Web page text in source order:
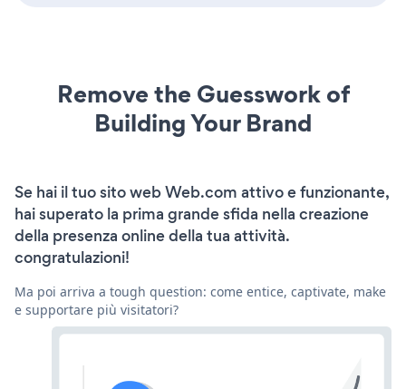
Remove the Guesswork of
Building Your Brand
Se hai il tuo sito web Web.com attivo e funzionante,
hai superato la prima grande sfida nella creazione
della presenza online della tua attività.
congratulazioni!
Ma poi arriva a tough question: come entice, captivate, make
e supportare più visitatori?